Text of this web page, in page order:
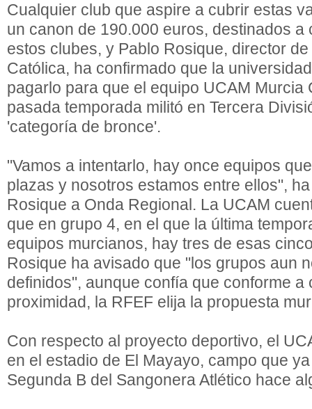
Cualquier club que aspire a cubrir estas
un canon de 190.000 euros, destinados a
estos clubes, y Pablo Rosique, director
Católica, ha confirmado que la
pagarlo para que el equipo UCAM Murcia
pasada temporada militó en Tercera
'categoría de bronce'.
"Vamos a intentarlo, hay once equipos
plazas y nosotros estamos entre ellos",
Rosique a Onda Regional. La UCAM
que en grupo 4, en el que la última
equipos murcianos, hay tres de esas
Rosique ha avisado que "los grupos aun
definidos", aunque confía que conforme a
proximidad, la RFEF elija la propuesta
Con respecto al proyecto deportivo, el
en el estadio de El Mayayo, campo que
Segunda B del Sangonera Atlético hace